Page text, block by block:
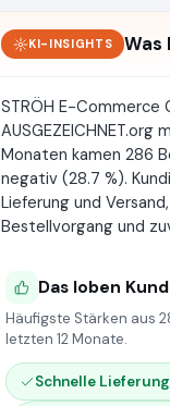
KI-INSIGHTS Was
STRÖH E-Commerce
Monaten kamen 286
negativ (28.7 %).
Lieferung und
Bestellvorgang und
Das loben
Häufigste Stärken aus
letzten 12 Monate.
Schnelle